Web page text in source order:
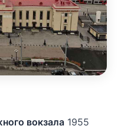
вокзала 1955